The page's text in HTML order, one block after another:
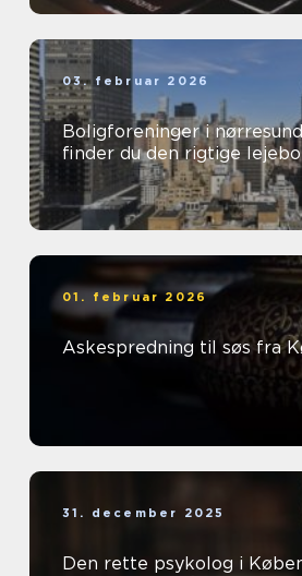
03. februar 2026
Boligforeninger i nørresundby
finder du den rigtige
01. februar 2026
Askespredning til søs fra
31. december 2025
Den rette psykolog i